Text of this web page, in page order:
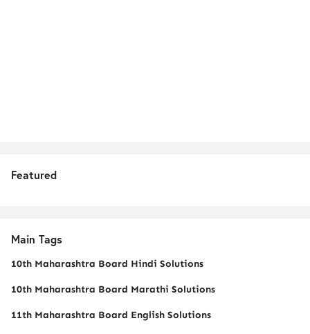
Featured
Main Tags
10th Maharashtra Board Hindi Solutions
10th Maharashtra Board Marathi Solutions
11th Maharashtra Board English Solutions